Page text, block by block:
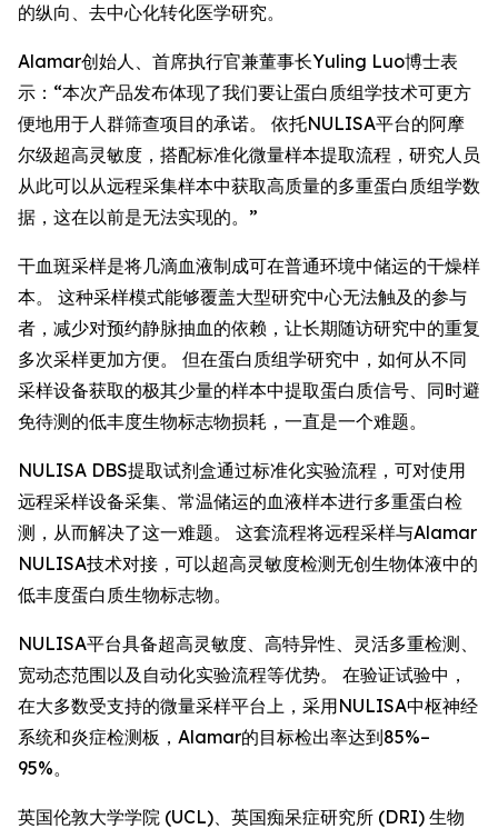
的纵向、去中心化转化医学研究。
Alamar创始人、首席执行官兼董事长Yuling Luo博士表
示：“本次产品发布体现了我们要让蛋白质组学技术可更方
便地用于人群筛查项目的承诺。 依托NULISA平台的阿摩
尔级超高灵敏度，搭配标准化微量样本提取流程，研究人员
从此可以从远程采集样本中获取高质量的多重蛋白质组学数
据，这在以前是无法实现的。”
干血斑采样是将几滴血液制成可在普通环境中储运的干燥样
本。 这种采样模式能够覆盖大型研究中心无法触及的参与
者，减少对预约静脉抽血的依赖，让长期随访研究中的重复
多次采样更加方便。 但在蛋白质组学研究中，如何从不同
采样设备获取的极其少量的样本中提取蛋白质信号、同时避
免待测的低丰度生物标志物损耗，一直是一个难题。
NULISA DBS提取试剂盒通过标准化实验流程，可对使用
远程采样设备采集、常温储运的血液样本进行多重蛋白检
测，从而解决了这一难题。 这套流程将远程采样与Alamar
NULISA技术对接，可以超高灵敏度检测无创生物体液中的
低丰度蛋白质生物标志物。
NULISA平台具备超高灵敏度、高特异性、灵活多重检测、
宽动态范围以及自动化实验流程等优势。 在验证试验中，
在大多数受支持的微量采样平台上，采用NULISA中枢神经
系统和炎症检测板，Alamar的目标检出率达到85%–
95%。
英国伦敦大学学院 (UCL)、英国痴呆症研究所 (DRI) 生物